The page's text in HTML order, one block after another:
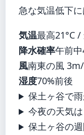
急な気温低下に
気温最高21°C /
降水確率午前
風南東の風
湿度70%前後
保土ヶ谷で
今夜の天気
保土ヶ谷の